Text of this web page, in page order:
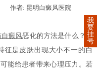
作者: 昆明白癜风医院
白癜风恶化的方法是什么？白
征是皮肤出现大小不一的白
能给患者带来心理压力。若
我
要
挂
号